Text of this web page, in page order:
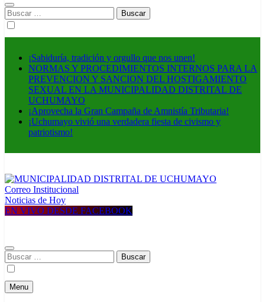
Buscar:
¡Sabiduría, tradición y orgullo que nos unen!
NORMAS Y PROCEDIMIENTOS INTERNOS PARA LA
PREVENCION Y SANCION DEL HOSTIGAMIENTO
SEXUAL EN LA MUNICIPALIDAD DISTRITAL DE
UCHUMAYO
¡Aprovecha la Gran Campaña de Amnistía Tributaria!
¡Uchumayo vivió una verdadera fiesta de civismo y
patriotismo!
MUNICIPALIDAD DISTRITAL DE UCHUMAYO
Construyendo una nueva Historia
Correo Institucional
Noticias de Hoy
EN VIVO DESDE FACEBOOK
Buscar:
Menu